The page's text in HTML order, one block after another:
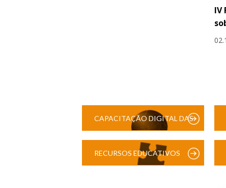
IV
CAPACITAÇÃO DIGITAL DAS
RECURSOS EDUCATIVOS